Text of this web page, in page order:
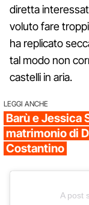
diretta
voluto fare
ha replicato
tal modo non
castelli in aria.
LEGGI ANCHE
Barù e Jessica
matrimonio di
Costantino
A post